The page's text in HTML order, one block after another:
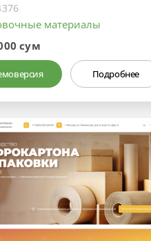
материалы
сум
Подробнее